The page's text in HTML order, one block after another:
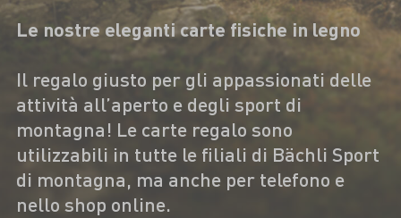
Le nostre eleganti carte fisiche in legno
Il regalo giusto per gli appassionati delle
attività all’aperto e degli sport di
montagna! Le carte regalo sono
utilizzabili in tutte le filiali di Bächli Sport
di montagna, ma anche per telefono e
nello shop online.